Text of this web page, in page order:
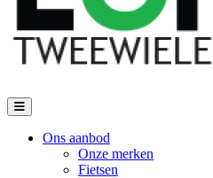
Ons aanbod
Onze merken
Fietsen